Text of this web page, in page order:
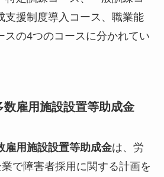
支援制度導入コース、職業能
スの4つのコースに分かれてい
数雇用施設設置等助成金
雇用施設設置等助成金は、労
で障害者採用に関する計画を